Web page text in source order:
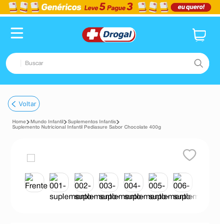
Buscar
1º fralda
2º dipirona
tadalafila
minoxidil
desodorante
Voltar
Mundo Infantil
Suplementos Infantis
Suplemento Nutricional Infantil Pediasure Sabor Chocolate 400g